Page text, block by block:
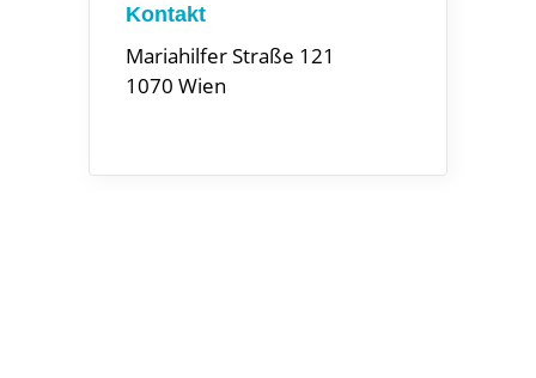
Kontakt
Mariahilfer Straße 121
1070 Wien